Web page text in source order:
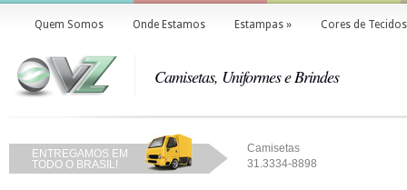
Quem Somos Onde Estamos Estampas» Cores de Tecidos
Camisetas, Uniformes e Brindes
ENTREGAMOS EM
TODO O BRASIL!
Camisetas
31.3334-8898